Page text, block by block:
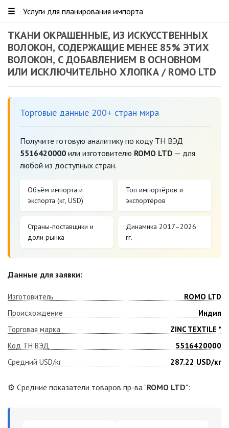
☰ Услуги для планирования импорта
ТКАНИ ОКРАШЕННЫЕ, ИЗ ИСКУССТВЕННЫХ
ВОЛОКОН, СОДЕРЖАЩИЕ МЕНЕЕ 85% ЭТИХ
ВОЛОКОН, С ДОБАВЛЕНИЕМ В ОСНОВНОМ
ИЛИ ИСКЛЮЧИТЕЛЬНО ХЛОПКА / ROMO LTD
Торговые данные 200+ стран мира
Получите готовую аналитику по коду ТН ВЭД
5516420000 или изготовителю ROMO LTD — для
любой из доступных стран.
Объём импорта и
экспорта (кг, USD)
Топ импортёров и
экспортёров
Страны-поставщики и
доли рынка
Динамика 2017–2026
гг.
Данные для заявки:
Изготовитель
ROMO LTD
Происхождение
Индия
Торговая марка
ZINC TEXTILE *
Код ТН ВЭД
5516420000
Средний USD/кг
287.22 USD/кг
⚙️ Средние показатели товаров пр-ва "ROMO LTD":